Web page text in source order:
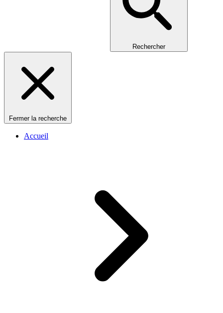
Rechercher
Fermer la recherche
Accueil